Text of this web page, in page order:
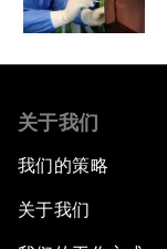
关于我们
我们的策略
关于我们